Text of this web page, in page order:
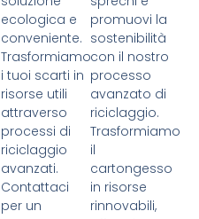
ecologica e
conveniente.
Trasformiamo
i tuoi scarti in
risorse utili
attraverso
processi di
riciclaggio
avanzati.
Contattaci
per un
promuovi la
sostenibilità
con il nostro
processo
avanzato di
riciclaggio.
Trasformiamo
il
cartongesso
in risorse
rinnovabili,